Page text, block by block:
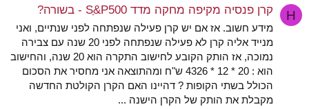
H קרן פנסיה מקיפה מחקה מדד Sַ&P500 - בשורה?
מידע חשוב. אז אם יש קרן פעילה שנפתחה לפני שנתיים, ואני
מנייד אליה קרן לא פעילה שנפתחה לפני 20 שנה עם צבירה
נמוכה, אז הותק הקובע לחישוב התקרה הוא 20 שנה, והחישוב
הוא : 20 * 12 * 4326 ש"ח ומהתוצאה אני מחסיר את הסכום
הכולל בשתי הקופות ? דהיינו האם הקרן הקולטת החדשה
מקבלת את הותק של הקרן הישנה ...